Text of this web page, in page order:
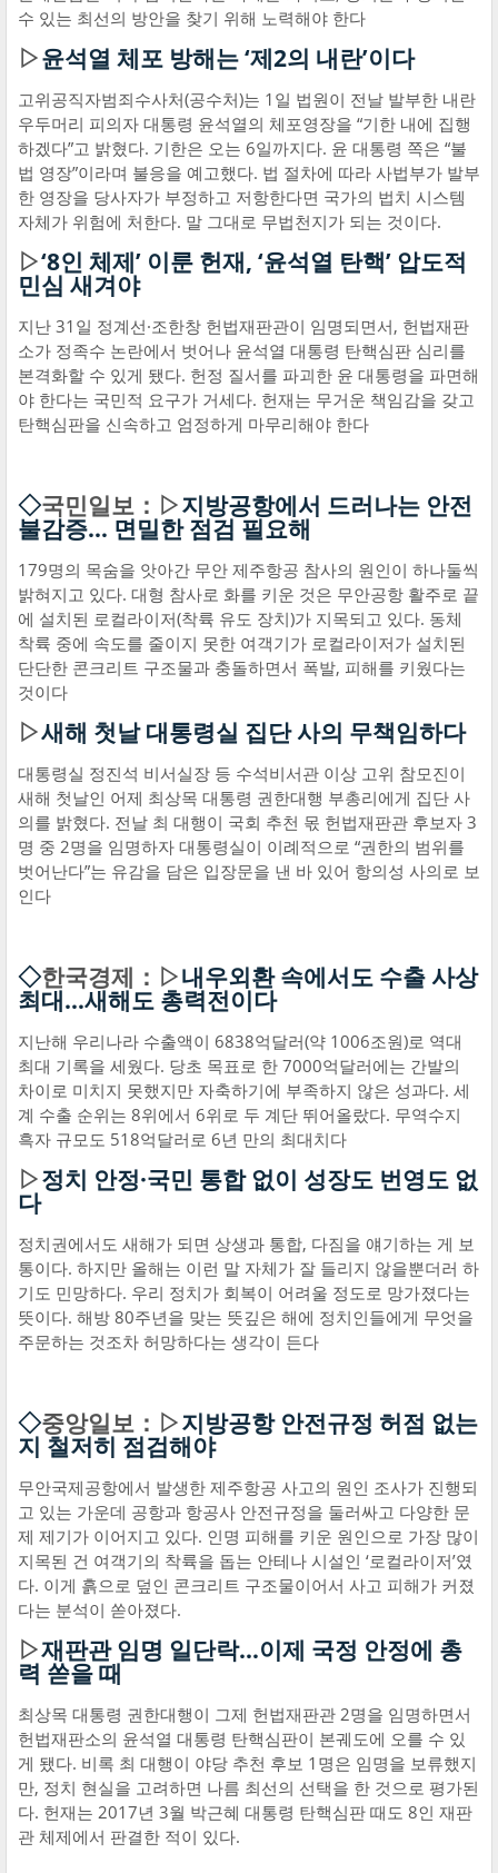
수 있는 최선의 방안을 찾기 위해 노력해야 한다
▷윤석열 체포 방해는 ‘제2의 내란’이다
고위공직자범죄수사처(공수처)는 1일 법원이 전날 발부한 내란
우두머리 피의자 대통령 윤석열의 체포영장을 “기한 내에 집행
하겠다”고 밝혔다. 기한은 오는 6일까지다. 윤 대통령 쪽은 “불
법 영장”이라며 불응을 예고했다. 법 절차에 따라 사법부가 발부
한 영장을 당사자가 부정하고 저항한다면 국가의 법치 시스템
자체가 위험에 처한다. 말 그대로 무법천지가 되는 것이다.
▷‘8인 체제’ 이룬 헌재, ‘윤석열 탄핵’ 압도적
민심 새겨야
지난 31일 정계선·조한창 헌법재판관이 임명되면서, 헌법재판
소가 정족수 논란에서 벗어나 윤석열 대통령 탄핵심판 심리를
본격화할 수 있게 됐다. 헌정 질서를 파괴한 윤 대통령을 파면해
야 한다는 국민적 요구가 거세다. 헌재는 무거운 책임감을 갖고
탄핵심판을 신속하고 엄정하게 마무리해야 한다
◇국민일보：▷지방공항에서 드러나는 안전
불감증… 면밀한 점검 필요해
179명의 목숨을 앗아간 무안 제주항공 참사의 원인이 하나둘씩
밝혀지고 있다. 대형 참사로 화를 키운 것은 무안공항 활주로 끝
에 설치된 로컬라이저(착륙 유도 장치)가 지목되고 있다. 동체
착륙 중에 속도를 줄이지 못한 여객기가 로컬라이저가 설치된
단단한 콘크리트 구조물과 충돌하면서 폭발, 피해를 키웠다는
것이다
▷새해 첫날 대통령실 집단 사의 무책임하다
대통령실 정진석 비서실장 등 수석비서관 이상 고위 참모진이
새해 첫날인 어제 최상목 대통령 권한대행 부총리에게 집단 사
의를 밝혔다. 전날 최 대행이 국회 추천 몫 헌법재판관 후보자 3
명 중 2명을 임명하자 대통령실이 이례적으로 “권한의 범위를
벗어난다”는 유감을 담은 입장문을 낸 바 있어 항의성 사의로 보
인다
◇한국경제：▷내우외환 속에서도 수출 사상
최대…새해도 총력전이다
지난해 우리나라 수출액이 6838억달러(약 1006조원)로 역대
최대 기록을 세웠다. 당초 목표로 한 7000억달러에는 간발의
차이로 미치지 못했지만 자축하기에 부족하지 않은 성과다. 세
계 수출 순위는 8위에서 6위로 두 계단 뛰어올랐다. 무역수지
흑자 규모도 518억달러로 6년 만의 최대치다
▷정치 안정·국민 통합 없이 성장도 번영도 없
다
정치권에서도 새해가 되면 상생과 통합, 다짐을 얘기하는 게 보
통이다. 하지만 올해는 이런 말 자체가 잘 들리지 않을뿐더러 하
기도 민망하다. 우리 정치가 회복이 어려울 정도로 망가졌다는
뜻이다. 해방 80주년을 맞는 뜻깊은 해에 정치인들에게 무엇을
주문하는 것조차 허망하다는 생각이 든다
◇중앙일보：▷지방공항 안전규정 허점 없는
지 철저히 점검해야
무안국제공항에서 발생한 제주항공 사고의 원인 조사가 진행되
고 있는 가운데 공항과 항공사 안전규정을 둘러싸고 다양한 문
제 제기가 이어지고 있다. 인명 피해를 키운 원인으로 가장 많이
지목된 건 여객기의 착륙을 돕는 안테나 시설인 ‘로컬라이저’였
다. 이게 흙으로 덮인 콘크리트 구조물이어서 사고 피해가 커졌
다는 분석이 쏟아졌다.
▷재판관 임명 일단락…이제 국정 안정에 총
력 쏟을 때
최상목 대통령 권한대행이 그제 헌법재판관 2명을 임명하면서
헌법재판소의 윤석열 대통령 탄핵심판이 본궤도에 오를 수 있
게 됐다. 비록 최 대행이 야당 추천 후보 1명은 임명을 보류했지
만, 정치 현실을 고려하면 나름 최선의 선택을 한 것으로 평가된
다. 헌재는 2017년 3월 박근혜 대통령 탄핵심판 때도 8인 재판
관 체제에서 판결한 적이 있다.